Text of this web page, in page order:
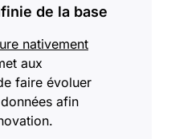
de la base
nativement
aux
faire évoluer
afin